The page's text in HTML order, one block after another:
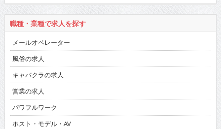
職種・業種で求人を探す
メールオペレーター
風俗の求人
キャバクラの求人
営業の求人
パワフルワーク
ホスト・モデル・AV